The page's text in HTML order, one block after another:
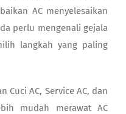
AC menyelesaikan
perlu mengenali gejala
langkah yang paling
Cuci AC, Service AC, dan
mudah merawat AC